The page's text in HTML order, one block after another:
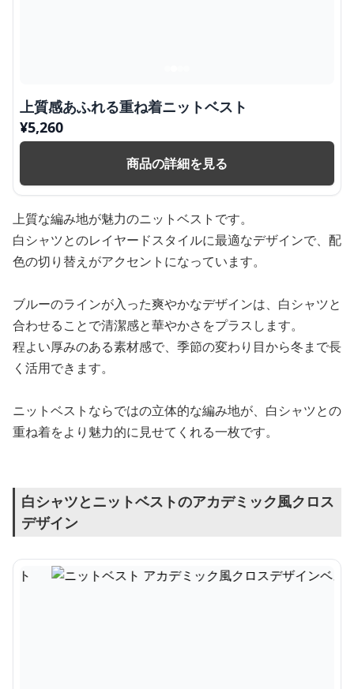
上質感あふれる重ね着ニットベスト
¥5,260
商品の詳細を見る
上質な編み地が魅力のニットベストです。
白シャツとのレイヤードスタイルに最適なデザインで、配
色の切り替えがアクセントになっています。
ブルーのラインが入った爽やかなデザインは、白シャツと
合わせることで清潔感と華やかさをプラスします。
程よい厚みのある素材感で、季節の変わり目から冬まで長
く活用できます。
ニットベストならではの立体的な編み地が、白シャツとの
重ね着をより魅力的に見せてくれる一枚です。
白シャツとニットベストのアカデミック風クロス
デザイン